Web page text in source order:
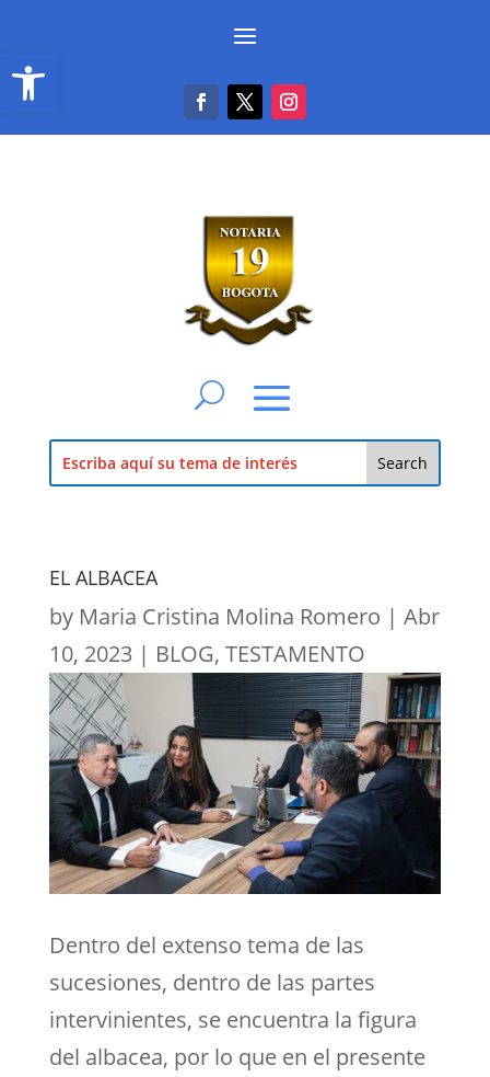
Abrir barra de herramientas
EL ALBACEA
by Maria Cristina Molina Romero | Abr
10, 2023| BLOG, TESTAMENTO
Dentro del extenso tema de las
sucesiones, dentro de las partes
intervinientes, se encuentra la figura
del albacea, por lo que en el presente